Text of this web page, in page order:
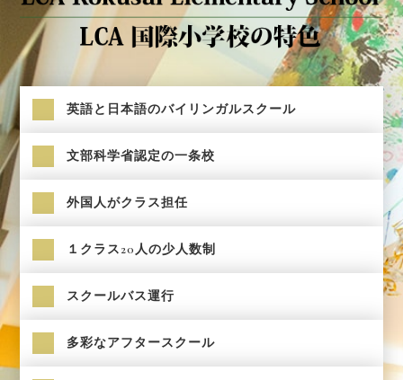
英語と日本語のバイリンガルスクール
文部科学省認定の一条校
外国人がクラス担任
１クラス20人の少人数制
スクールバス運行
多彩なアフタースクール